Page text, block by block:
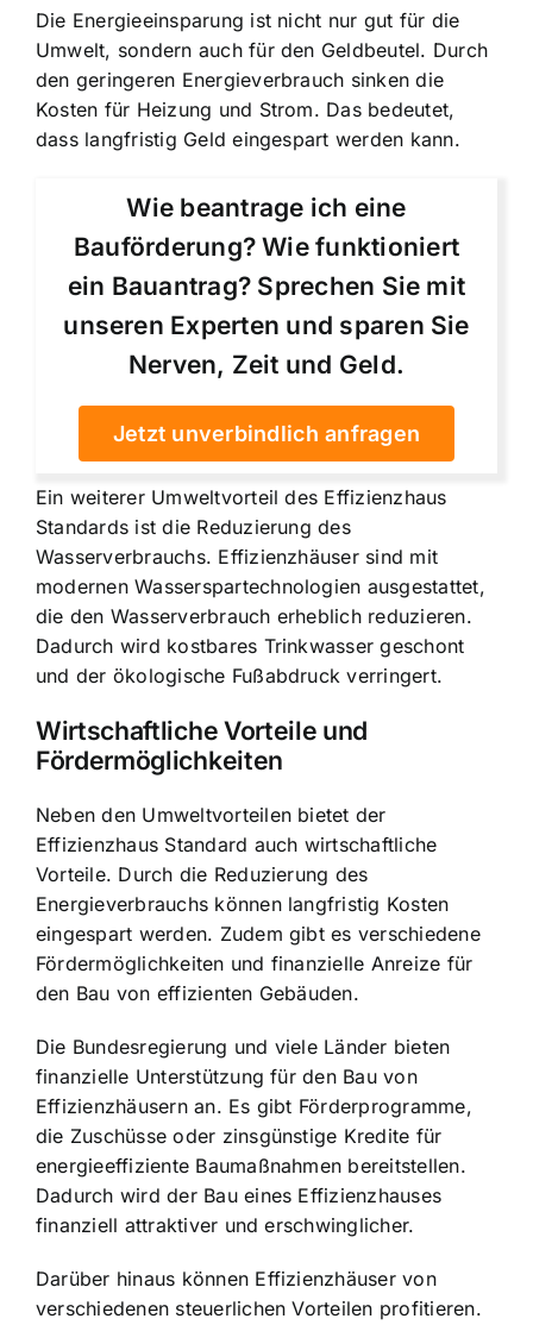
Die Energieeinsparung ist nicht nur gut für die
Umwelt, sondern auch für den Geldbeutel. Durch
den geringeren Energieverbrauch sinken die
Kosten für Heizung und Strom. Das bedeutet,
dass langfristig Geld eingespart werden kann.
Wie beantrage ich eine
Bauförderung? Wie funktioniert
ein Bauantrag? Sprechen Sie mit
unseren Experten und sparen Sie
Nerven, Zeit und Geld.
Jetzt unverbindlich anfragen
Ein weiterer Umweltvorteil des Effizienzhaus
Standards ist die Reduzierung des
Wasserverbrauchs. Effizienzhäuser sind mit
modernen Wasserspartechnologien ausgestattet,
die den Wasserverbrauch erheblich reduzieren.
Dadurch wird kostbares Trinkwasser geschont
und der ökologische Fußabdruck verringert.
Wirtschaftliche Vorteile und
Fördermöglichkeiten
Neben den Umweltvorteilen bietet der
Effizienzhaus Standard auch wirtschaftliche
Vorteile. Durch die Reduzierung des
Energieverbrauchs können langfristig Kosten
eingespart werden. Zudem gibt es verschiedene
Fördermöglichkeiten und finanzielle Anreize für
den Bau von effizienten Gebäuden.
Die Bundesregierung und viele Länder bieten
finanzielle Unterstützung für den Bau von
Effizienzhäusern an. Es gibt Förderprogramme,
die Zuschüsse oder zinsgünstige Kredite für
energieeffiziente Baumaßnahmen bereitstellen.
Dadurch wird der Bau eines Effizienzhauses
finanziell attraktiver und erschwinglicher.
Darüber hinaus können Effizienzhäuser von
verschiedenen steuerlichen Vorteilen profitieren.